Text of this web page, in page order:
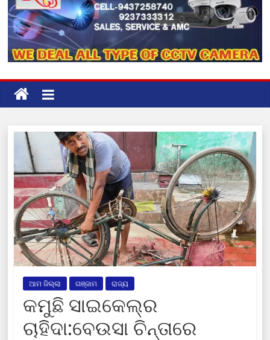
ଆମ ଜିଲ୍ଲା ଗଞ୍ଜାମ ରାଜ୍ୟ
କମୁଛି ସାଇକେଲ୍‌ର
ଚାହିଦା:ବେଉସା ଚିନ୍ତାରେ